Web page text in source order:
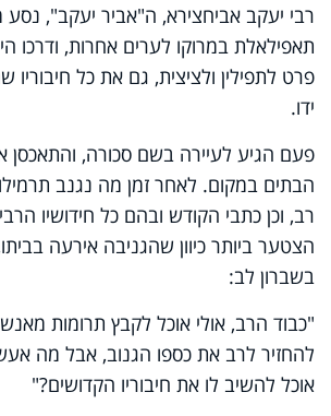
רבי יעקב אביחצירא, ה"אביר יעקב", נסע
תאפילאלת במרוקו לערים אחרות, ודרכו
פרט לתפילין ולציצית, גם את כל חיבוריו
ידו.
פעם הגיע לעיירה בשם סכורה, והתאכסן
הבתים במקום. לאחר זמן מה נגנב
רב, וכן כתבי הקודש ובהם כל חידושיו
הצטער ביותר כיוון שהגניבה אירעה
בשברון לב:
"כבוד הרב, אולי אוכל לקבץ תרומות
להחזיר לרב את כספו הגנוב, אבל מה
אוכל להשיב לו את חיבוריו הקדושים?"